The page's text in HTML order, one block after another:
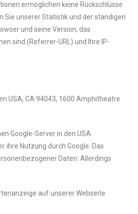
ermöglichen keine Rückschlüsse
Sie unserer Statistik und der ständigen
und seine Version, das
sind (Referrer-URL) und Ihre IP-
USA, CA 94043, 1600 Amphitheatre
Google-Server in den USA
ihre Nutzung durch Google. Das
Daten. Allerdings
auf unserer Webseite